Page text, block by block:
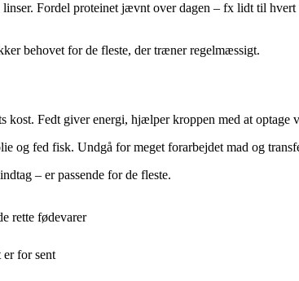
Fordel proteinet jævnt over dagen – fx lidt til
behovet for de fleste, der træner regelmæssigt.
Fedt giver energi, hjælper kroppen med at optage
og fed fisk. Undgå for meget forarbejdet mad og
– er passende for de fleste.
rette fødevarer
er for sent